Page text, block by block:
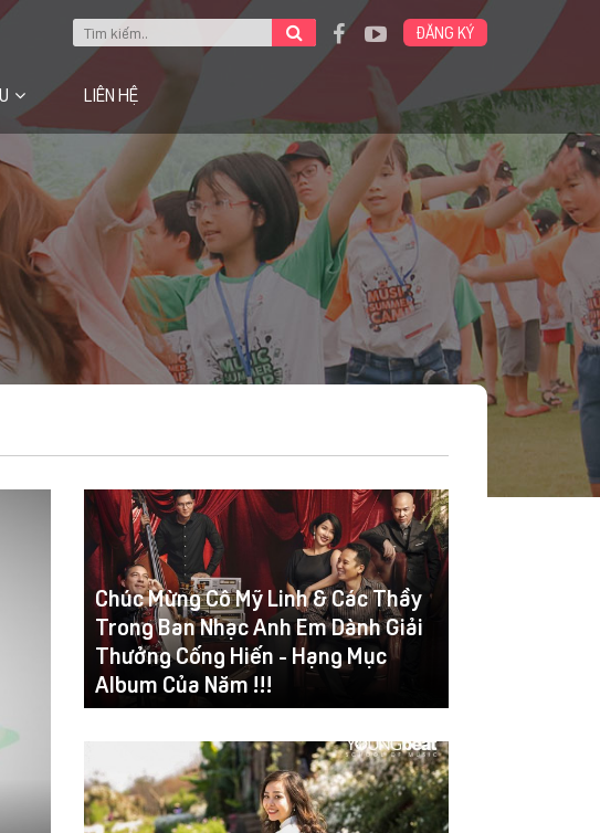
ĐĂNG KÝ
LIÊN HỆ
Chúc Mừng Cô Mỹ Linh & Các Thầy
Trong Ban Nhạc Anh Em Dành Giải
Thưởng Cống Hiến - Hạng Mục
Album Của Năm !!!